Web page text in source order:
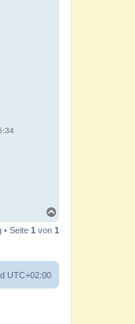
c
b
n
• Seite 1 von 1
UTC+02:00